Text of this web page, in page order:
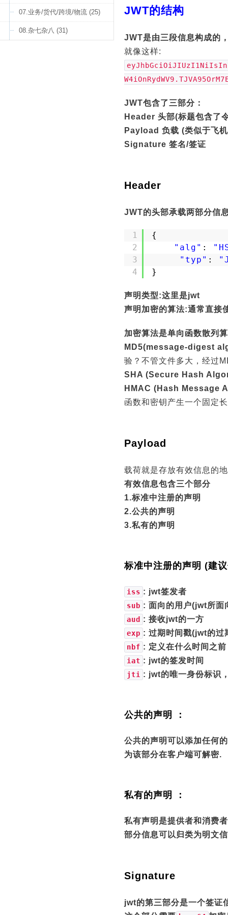
07.业务/货代/跨境/物流 (25)
08.杂七杂八 (31)
JWT的结构
JWT是由三段信息构成的
就像这样:
JWT包含了三部分：
Header 头部(标题包含了
Payload 负载 (类似于飞
Signature 签名/签证
Header
JWT的头部承载两部分信
1
2
3
4
{
"alg" :
"typ" :
}
声明类型:这里是jwt
声明加密的算法:通常直接
加密算法是单向函数散列
MD5(message-digest
验？不管文件多大，经过
SHA (Secure Hash
HMAC (Hash Message
函数和密钥产生一个固定
Payload
载荷就是存放有效信息的
有效信息包含三个部分
1.标准中注册的声明
2.公共的声明
3.私有的声明
标准中注册的声明 (建
iss : jwt签发者
sub : 面向的用户(jwt所面
aud : 接收jwt的一方
exp : 过期时间戳(jwt的过
nbf : 定义在什么时间之
iat : jwt的签发时间
jti : jwt的唯一身份标识
公共的声明 ：
公共的声明可以添加任何
为该部分在客户端可解密.
私有的声明 ：
私有声明是提供者和消费
部分信息可以归类为明文
Signature
jwt的第三部分是一个签证